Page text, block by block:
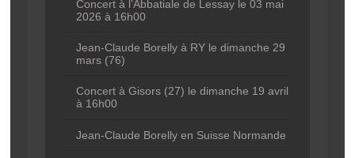
Concert à l’Abbatiale de Lessay le 03 mai
2026 à 16h00
Jean-Claude Borelly à RY le dimanche 29
mars (76)
Concert à Gisors (27) le dimanche 19 avril
à 16h00
Jean-Claude Borelly en Suisse Normande